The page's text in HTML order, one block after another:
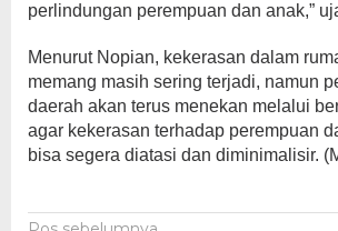
perlindungan perempuan dan anak,”
Menurut Nopian, kekerasan dalam
memang masih sering terjadi, namun
daerah akan terus menekan melalui
agar kekerasan terhadap perempuan
bisa segera diatasi dan diminimalisir.